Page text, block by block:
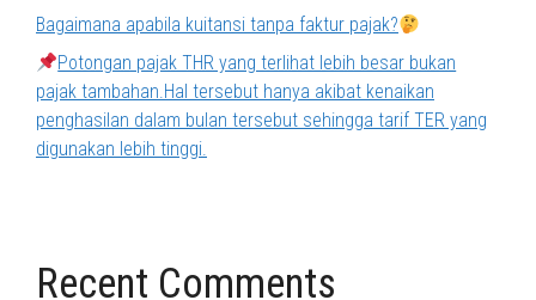
Bagaimana apabila kuitansi tanpa faktur pajak?
Potongan pajak THR yang terlihat lebih besar bukan
pajak tambahan.Hal tersebut hanya akibat kenaikan
penghasilan dalam bulan tersebut sehingga tarif TER yang
digunakan lebih tinggi.
Recent Comments